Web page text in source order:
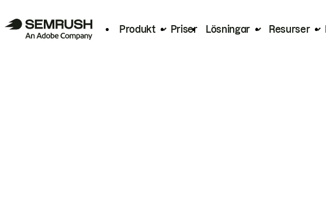
Produkt Priser Lösningar Resurser